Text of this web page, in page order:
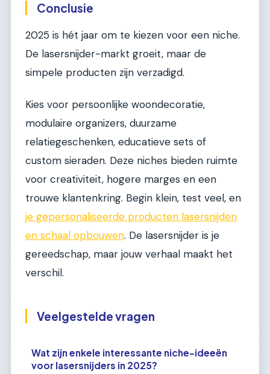
Conclusie
2025 is hét jaar om te kiezen voor een niche.
De lasersnijder-markt groeit, maar de
simpele producten zijn verzadigd.
Kies voor persoonlijke woondecoratie,
modulaire organizers, duurzame
relatiegeschenken, educatieve sets of
custom sieraden. Deze niches bieden ruimte
voor creativiteit, hogere marges en een
trouwe klantenkring. Begin klein, test veel, en
je gepersonaliseerde producten lasersnijden
en schaal opbouwen. De lasersnijder is je
gereedschap, maar jouw verhaal maakt het
verschil.
Veelgestelde vragen
Wat zijn enkele interessante niche-ideeën
voor lasersnijders in 2025?